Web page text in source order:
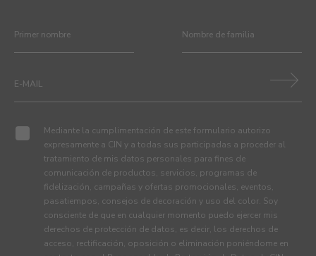
Mediante la cumplimentación de este formulario autorizo
expresamente a CIN y a todas sus participadas a proceder al
tratamiento de mis datos personales para fines de
comunicación de productos, servicios, programas de
fidelización, campañas y ofertas promocionales, eventos,
pasatiempos, consejos de decoración y uso del color. Soy
consciente de que en cualquier momento puedo ejercer mis
derechos de protección de datos, es decir, los derechos de
acceso, rectificación, oposición o eliminación poniéndome en